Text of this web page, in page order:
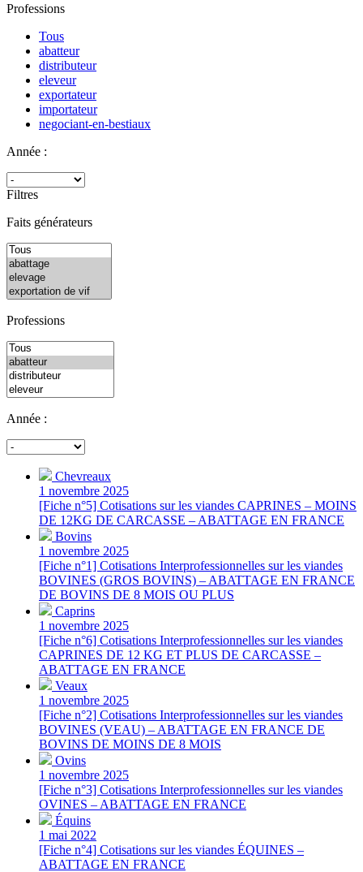
Professions
Tous
abatteur
distributeur
eleveur
exportateur
importateur
negociant-en-bestiaux
Année :
Filtres
Faits générateurs
Professions
Année :
Chevreaux
1 novembre 2025
[Fiche n°5] Cotisations sur les viandes CAPRINES – MOINS
DE 12KG DE CARCASSE – ABATTAGE EN FRANCE
Bovins
1 novembre 2025
[Fiche n°1] Cotisations Interprofessionnelles sur les viandes
BOVINES (GROS BOVINS) – ABATTAGE EN FRANCE
DE BOVINS DE 8 MOIS OU PLUS
Caprins
1 novembre 2025
[Fiche n°6] Cotisations Interprofessionnelles sur les viandes
CAPRINES DE 12 KG ET PLUS DE CARCASSE –
ABATTAGE EN FRANCE
Veaux
1 novembre 2025
[Fiche n°2] Cotisations Interprofessionnelles sur les viandes
BOVINES (VEAU) – ABATTAGE EN FRANCE DE
BOVINS DE MOINS DE 8 MOIS
Ovins
1 novembre 2025
[Fiche n°3] Cotisations Interprofessionnelles sur les viandes
OVINES – ABATTAGE EN FRANCE
Équins
1 mai 2022
[Fiche n°4] Cotisations sur les viandes ÉQUINES –
ABATTAGE EN FRANCE